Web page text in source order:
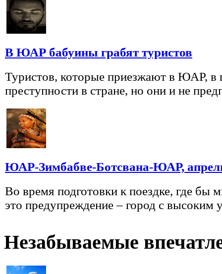
В ЮАР бабуины грабят туристов
Туристов, которые приезжают в ЮАР, в
преступности в стране, но они и не
ЮАР-Зимбабве-Ботсвана-ЮАР,
Во время подготовки к поездке, где бы
это предупреждение – город с высоким
Незабываемые